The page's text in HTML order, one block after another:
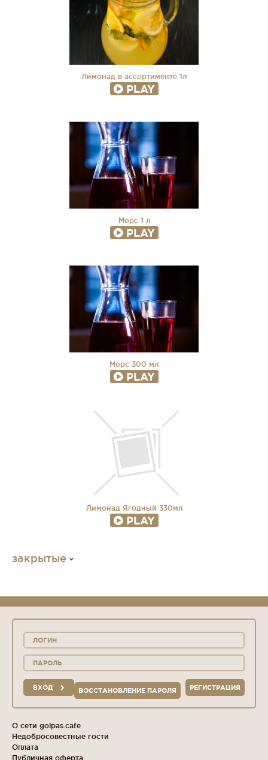
Лимонад в ассортименте 1л
PLAY
Морс 1 л
PLAY
Морс 300 мл
PLAY
Лимонад Ягодный 330мл
PLAY
закрытые
ВХОД РЕГИСТРАЦИЯ
ВОССТАНОВЛЕНИЕ ПАРОЛЯ
О сети golpas.cafe
Недобросовестные гости
Оплата
Публичная оферта